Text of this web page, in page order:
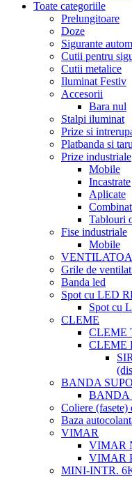
Toate categoriile
Prelungitoare
Doze
Sigurante
Cutii pentru
Cutii metalice
Iluminat Festiv
Accesorii
Bara nul
Stalpi iluminat
Prize si
Platbanda si
Prize industriale
Mobile
Incastrate
Aplicate
Tablouri
Fise industriale
Mobile
Grile de
Banda led
Spot cu LED
Spot cu
CLEME
CLEME
CLEME
BANDA
BANDA
Coliere
Baza
VIMAR
VIMAR
VIMAR
MINI-INTR.